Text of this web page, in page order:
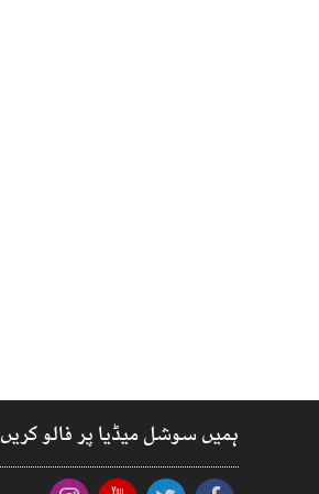
ہمیں سوشل میڈیا پر فالو کریں